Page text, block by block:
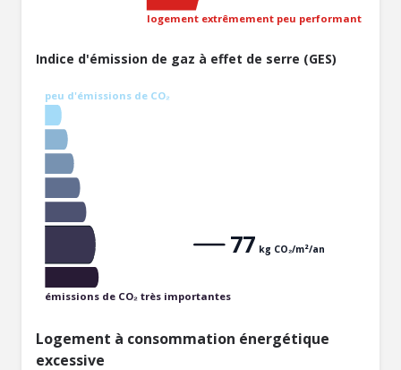
logement extrêmement peu performant
Indice d'émission de gaz à effet de serre (GES)
peu d'émissions de CO₂
émissions de CO₂ très importantes
77 kg CO₂/m²/an
Logement à consommation énergétique
excessive